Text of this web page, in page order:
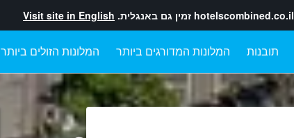
hotelscombined.co.il זמין גם באנגלית. Visit site in English
תובנות המלונות המדורגים ביותר המלונות הזולים ביותר